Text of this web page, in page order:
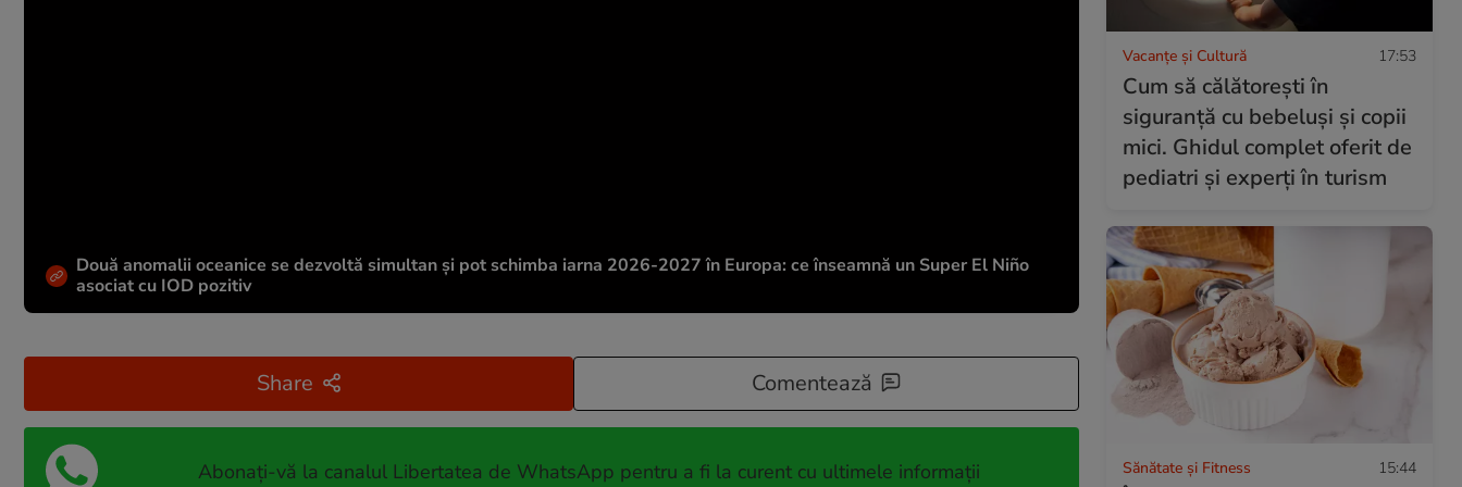
Două anomalii oceanice se dezvoltă simultan și pot schimba iarna 2026-2027 în Europa: ce înseamnă un Super El Niño
asociat cu IOD pozitiv
Share Comentează
Abonați-vă la canalul Libertatea de WhatsApp pentru a fi la curent cu ultimele informații
Vacanțe și Cultură 17:53
Cum să călătorești în
siguranță cu bebeluși și copii
mici. Ghidul complet oferit de
pediatri și experți în turism
Sănătate și Fitness 15:44